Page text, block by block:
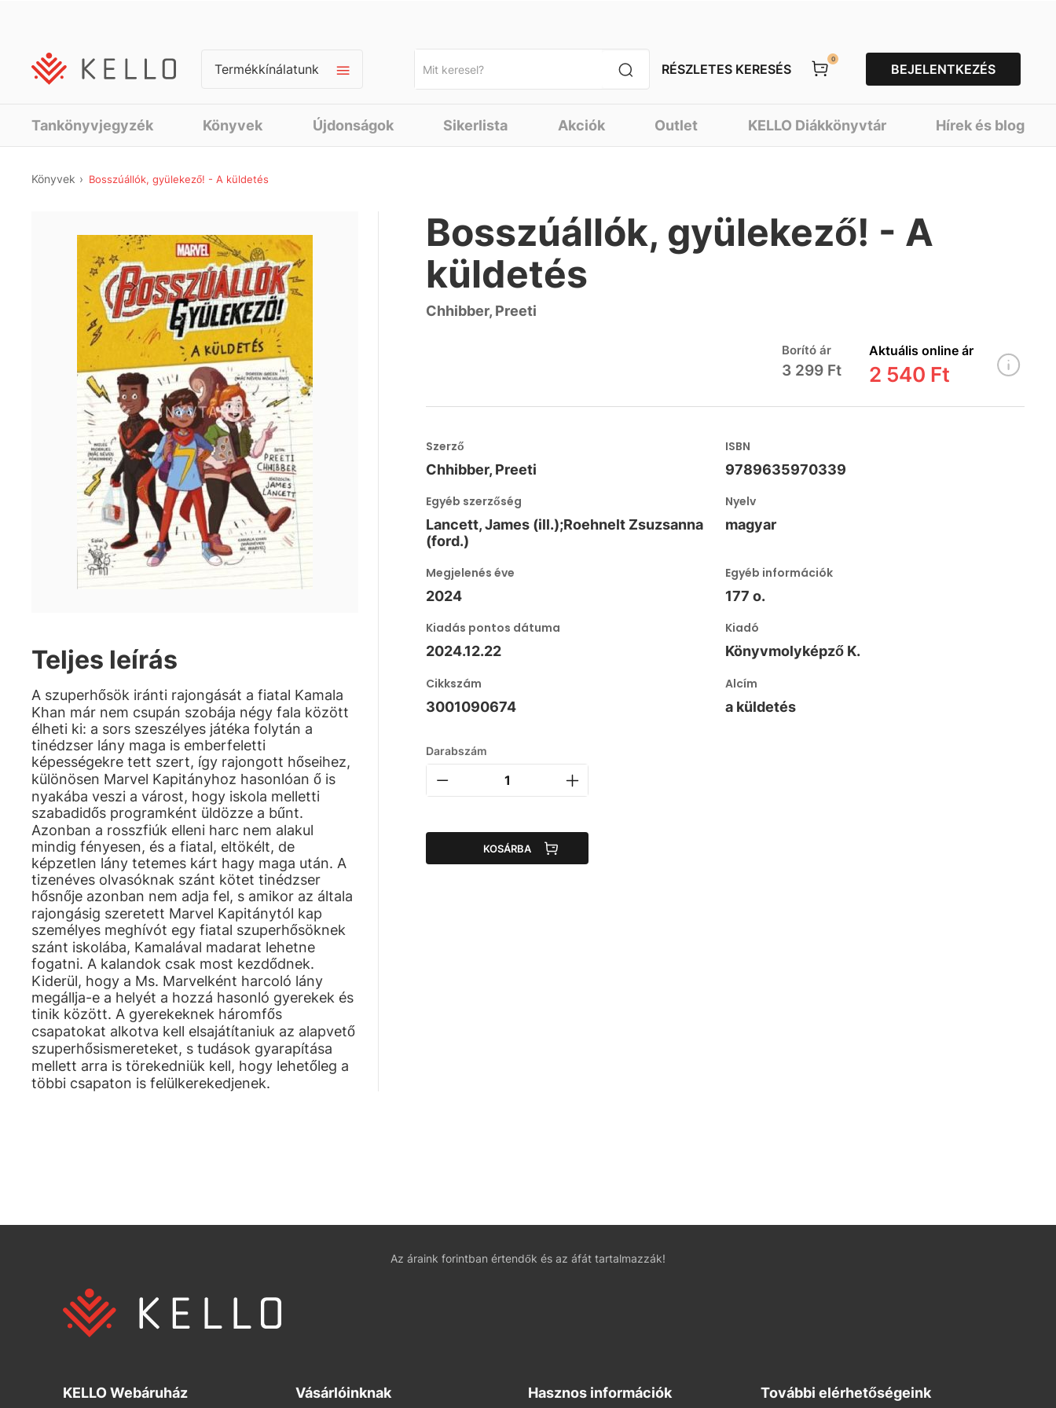
Termékkínálatunk RÉSZLETES KERESÉS
0
BEJELENTKEZÉS
Tankönyvjegyzék Könyvek Újdonságok Sikerlista Akciók Outlet KELLO Diákkönyvtár Hírek és blog
Könyvek Bosszúállók, gyülekező! - A küldetés
Teljes leírás
A szuperhősök iránti rajongását a fiatal Kamala
Khan már nem csupán szobája négy fala között
élheti ki: a sors szeszélyes játéka folytán a
tinédzser lány maga is emberfeletti
képességekre tett szert, így rajongott hőseihez,
különösen Marvel Kapitányhoz hasonlóan ő is
nyakába veszi a várost, hogy iskola melletti
szabadidős programként üldözze a bűnt.
Azonban a rosszfiúk elleni harc nem alakul
mindig fényesen, és a fiatal, eltökélt, de
képzetlen lány tetemes kárt hagy maga után. A
tizenéves olvasóknak szánt kötet tinédzser
hősnője azonban nem adja fel, s amikor az általa
rajongásig szeretett Marvel Kapitánytól kap
személyes meghívót egy fiatal szuperhősöknek
szánt iskolába, Kamalával madarat lehetne
fogatni. A kalandok csak most kezdődnek.
Kiderül, hogy a Ms. Marvelként harcoló lány
megállja-e a helyét a hozzá hasonló gyerekek és
tinik között. A gyerekeknek háromfős
csapatokat alkotva kell elsajátítaniuk az alapvető
szuperhősismereteket, s tudások gyarapítása
mellett arra is törekedniük kell, hogy lehetőleg a
többi csapaton is felülkerekedjenek.
Bosszúállók, gyülekező! - A
küldetés
Chhibber, Preeti
Borító ár
3 299 Ft
Aktuális online ár
2 540 Ft
Szerző
Chhibber, Preeti
ISBN
9789635970339
Egyéb szerzőség
Lancett, James (ill.);Roehnelt Zsuzsanna
(ford.)
Nyelv
magyar
Megjelenés éve
2024
Egyéb információk
177 o.
Kiadás pontos dátuma
2024.12.22
Kiadó
Könyvmolyképző K.
Cikkszám
3001090674
Alcím
a küldetés
Darabszám
KOSÁRBA
Az áraink forintban értendők és az áfát tartalmazzák!
KELLO Webáruház Vásárlóinknak Hasznos információk További elérhetőségeink